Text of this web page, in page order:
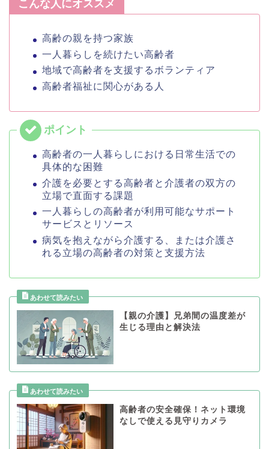
こんな人にオススメ
高齢の親を持つ家族
一人暮らしを続けたい高齢者
地域で高齢者を支援するボランティア
高齢者福祉に関心がある人
高齢者の一人暮らしにおける日常生活での
具体的な困難
介護を必要とする高齢者と介護者の双方の
立場で直面する課題
一人暮らしの高齢者が利用可能なサポート
サービスとリソース
病気を抱えながら介護する、または介護さ
れる立場の高齢者の対策と支援方法
【親の介護】兄弟間の温度差が
生じる理由と解決法
高齢者の安全確保！ネット環境
なしで使える見守りカメラ